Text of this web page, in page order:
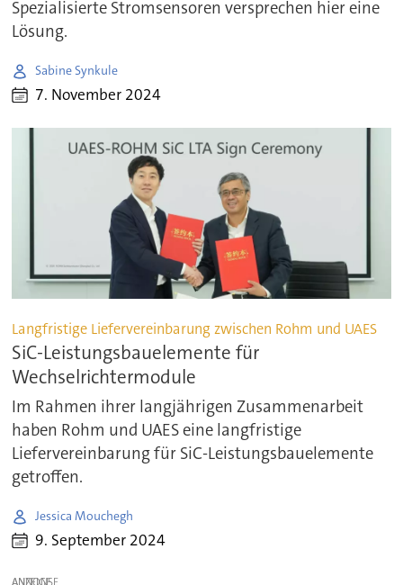
Spezialisierte Stromsensoren versprechen hier eine
Lösung.
Sabine Synkule
7. November 2024
Langfristige Liefervereinbarung zwischen Rohm und UAES
SiC-Leistungsbauelemente für
Wechselrichtermodule
Im Rahmen ihrer langjährigen Zusammenarbeit
haben Rohm und UAES eine langfristige
Liefervereinbarung für SiC-Leistungsbauelemente
getroffen.
Jessica Mouchegh
9. September 2024